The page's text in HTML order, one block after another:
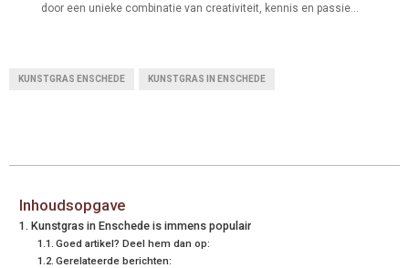
door een unieke combinatie van creativiteit, kennis en passie...
KUNSTGRAS ENSCHEDE KUNSTGRAS IN ENSCHEDE
Inhoudsopgave
Kunstgras in Enschede is immens populair
Goed artikel? Deel hem dan op:
Gerelateerde berichten: